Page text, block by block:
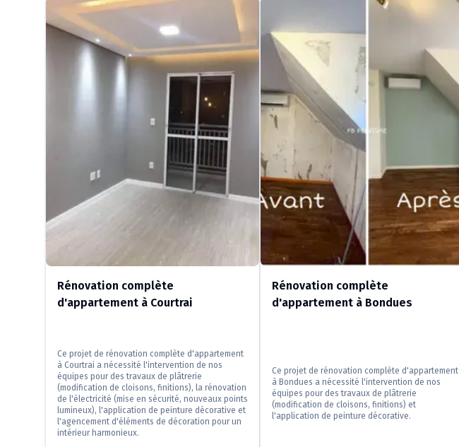
Rénovation complète
d'appartement à Courtrai
Ce projet de rénovation complète d'appartement
à Courtrai a nécessité l'intervention de nos
équipes pour des travaux de plâtrerie
(modification de cloisons, finitions), la rénovation
de l'électricité (mise en sécurité, nouveaux points
lumineux), l'application de peinture décorative et
l'agencement d'éléments de décoration pour un
intérieur harmonieux.
Rénovation complète
d'appartement à Bondues
Ce projet de rénovation complète d'appartement
à Bondues a nécessité l'intervention de nos
équipes pour des travaux de plâtrerie
(modification de cloisons, finitions) et
l'application de peinture décorative.